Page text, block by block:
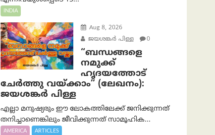
INDIA
Aug 8, 2026
ജയശങ്കര്‍ പിള്ള
0
“ബന്ധങ്ങളെ
നമുക്ക്
ഹൃദയത്തോട്
ചേർത്തു വയ്ക്കാം” (ലേഖനം):
ജയശങ്കര്‍ പിള്ള
എല്ലാ മനുഷ്യരും ഈ ലോകത്തിലേക്ക് ജനിക്കുന്നത്
തനിച്ചാണെങ്കിലും ജീവിക്കുന്നത് സാമൂഹിക...
AMERICA ARTICLES